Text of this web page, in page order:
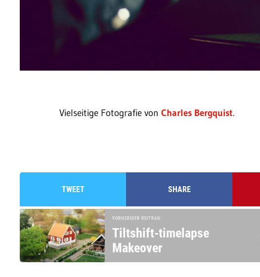
Vielseitige Fotografie vonCharles Bergquist.
TWEET SHARE
VORHERIGER BEITRAG:
Tiltshift-timelapse
Makeover